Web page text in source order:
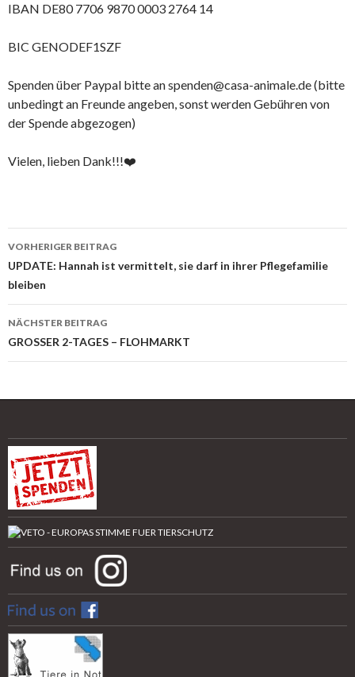
IBAN DE80 7706 9870 0003 2764 14
BIC GENODEF1SZF
Spenden über Paypal bitte an spenden@casa-animale.de (bitte
unbedingt an Freunde angeben, sonst werden Gebühren von
der Spende abgezogen)
Vielen, lieben Dank!!!❤️
Beitrags-
Navigation
VORHERIGER BEITRAG
UPDATE: Hannah ist vermittelt, sie darf in ihrer Pflegefamilie
bleiben
NÄCHSTER BEITRAG
GROSSER 2-TAGES – FLOHMARKT